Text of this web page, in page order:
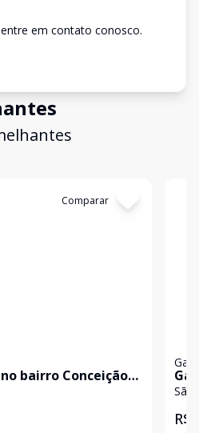
em contato conosco.
Comparar
bairro Conceição,
São
R$